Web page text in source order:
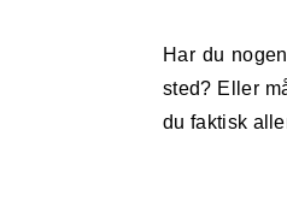
Har du nogensinde oplevet at forsvinde ind i en god bog eller en film, hvor du næsten glemmer tid og
sted? Eller
du faktisk